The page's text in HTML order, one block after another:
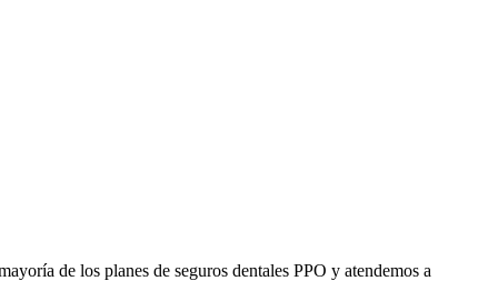
de los planes de seguros dentales PPO y atendemos a